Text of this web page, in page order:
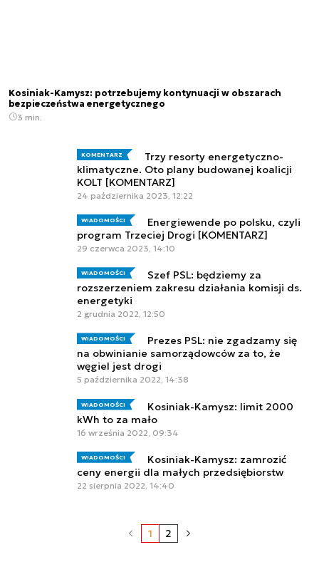
Kosiniak-Kamysz: potrzebujemy kontynuacji w obszarach
bezpieczeństwa energetycznego
3 min.
KOMENTARZ
Trzy resorty energetyczno-
klimatyczne. Oto plany budowanej koalicji
KOLT [KOMENTARZ]
24 października 2023, 12:22
WIADOMOŚCI
Energiewende po polsku, czyli
program Trzeciej Drogi [KOMENTARZ]
29 czerwca 2023, 14:10
WIADOMOŚCI
Szef PSL: będziemy za
rozszerzeniem zakresu działania komisji ds.
energetyki
2 grudnia 2022, 12:50
WIADOMOŚCI
Prezes PSL: nie zgadzamy się
na obwinianie samorządowców za to, że
węgiel jest drogi
5 października 2022, 14:38
WIADOMOŚCI
Kosiniak-Kamysz: limit 2000
kWh to za mało
16 września 2022, 09:34
WIADOMOŚCI
Kosiniak-Kamysz: zamrozić
ceny energii dla małych przedsiębiorstw
22 sierpnia 2022, 14:40
1 2